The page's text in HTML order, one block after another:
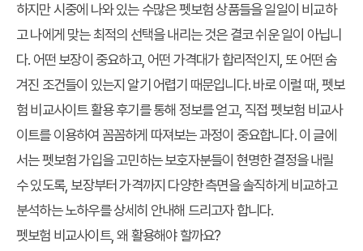
하지만 시중에 나와 있는 수많은 펫보험 상품들을 일일이 비교하
고 나에게 맞는 최적의 선택을 내리는 것은 결코 쉬운 일이 아닙니
다. 어떤 보장이 중요하고, 어떤 가격대가 합리적인지, 또 어떤 숨
겨진 조건들이 있는지 알기 어렵기 때문입니다. 바로 이럴 때,펫보
험 비교사이트 활용 후기 를 통해 정보를 얻고, 직접 펫보험 비교사
이트를 이용하여 꼼꼼하게 따져보는 과정이 중요합니다. 이 글에
서는 펫보험 가입을 고민하는 보호자분들이 현명한 결정을 내릴
수 있도록, 보장부터 가격까지 다양한 측면을 솔직하게 비교하고
분석하는 노하우를 상세히 안내해 드리고자 합니다.
펫보험 비교사이트, 왜 활용해야 할까요?